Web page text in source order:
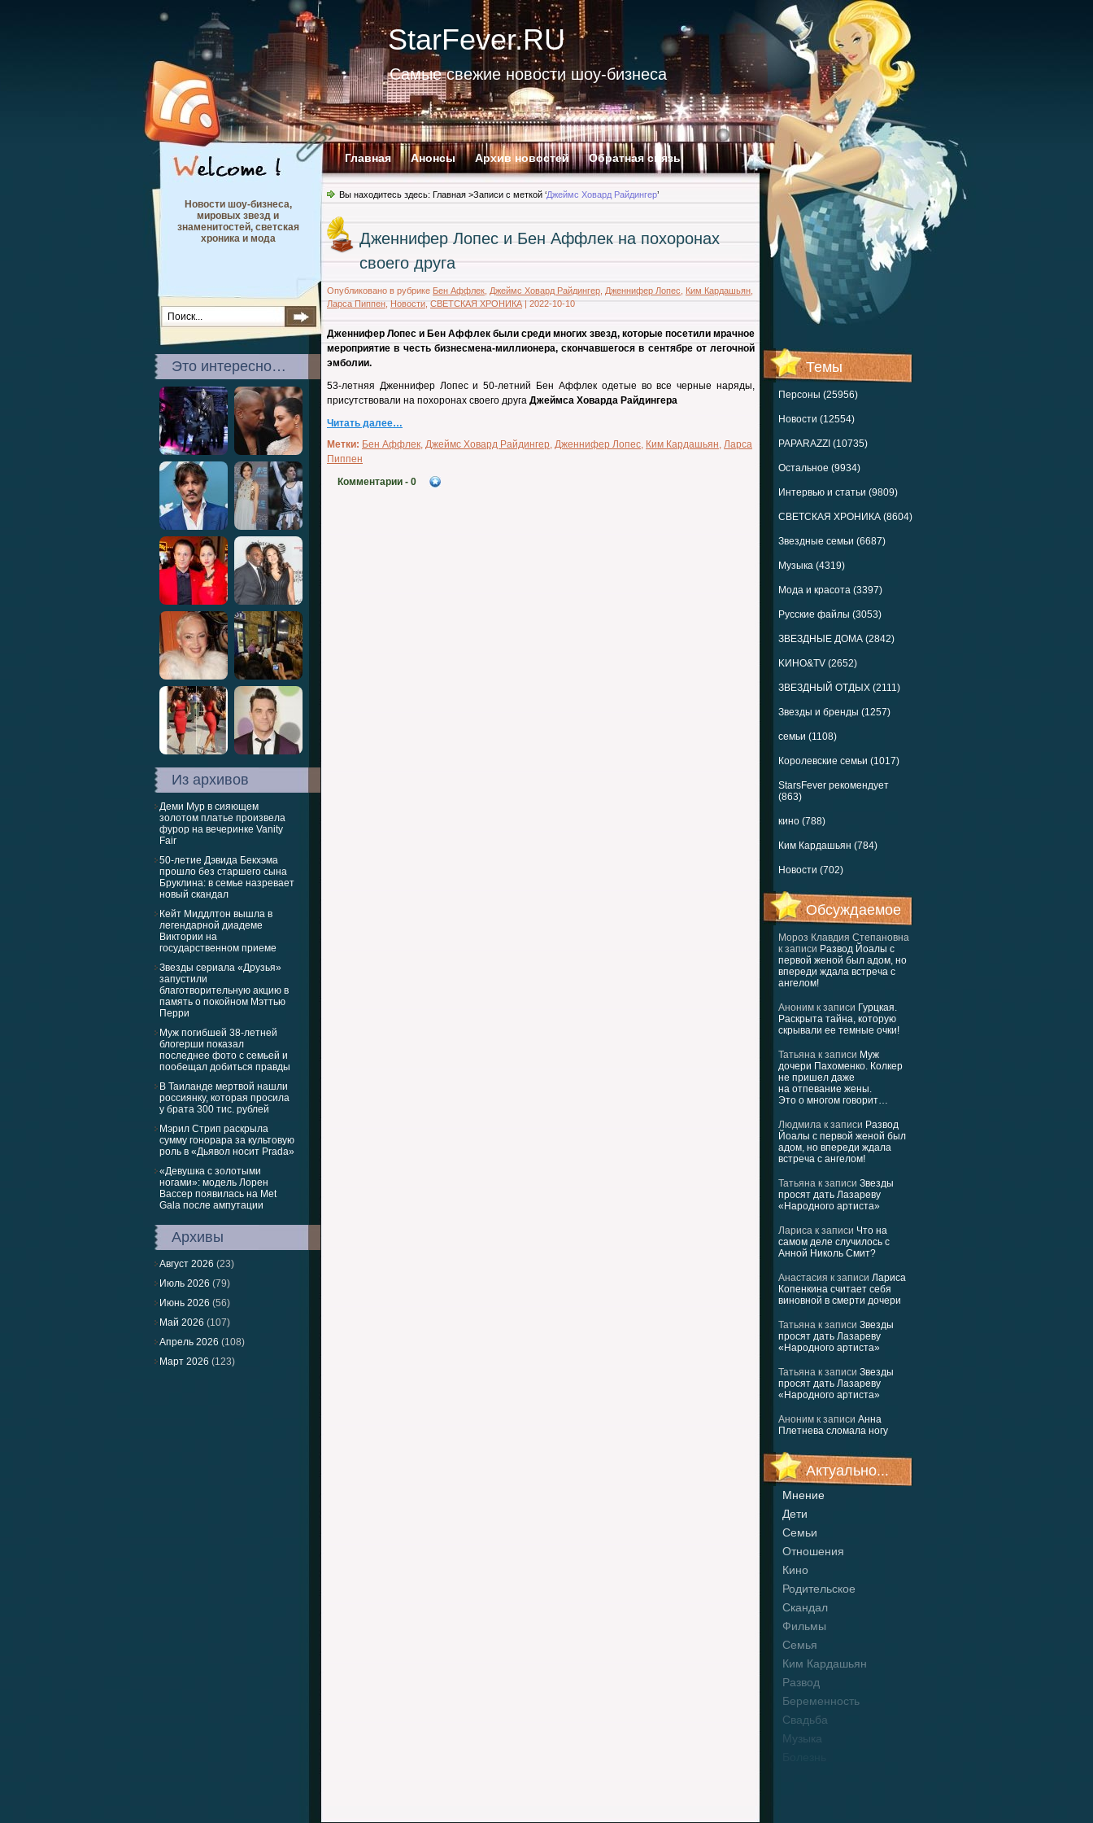
StarFever.RU
Самые свежие новости шоу-бизнеса
Главная Анонсы Архив новостей Обратная связь
Темы
Персоны (25956)
Новости (12554)
PAPARAZZI (10735)
Остальное (9934)
Интервью и статьи (9809)
СВЕТСКАЯ ХРОНИКА (8604)
Звездные семьи (6687)
Музыка (4319)
Мода и красота (3397)
Русские файлы (3053)
ЗВЕЗДНЫЕ ДОМА (2842)
KИНО&TV (2652)
ЗВЕЗДНЫЙ ОТДЫХ (2111)
Звезды и бренды (1257)
семьи (1108)
Королевские семьи (1017)
StarsFever рекомендует
(863)
кино (788)
Ким Кардашьян (784)
Новости (702)
Обсуждаемое
Мороз Клавдия Степановна
к записи Развод Йоалы с
первой женой был адом, но
впереди ждала встреча с
ангелом!
Аноним к записи Гурцкая.
Раскрыта тайна, которую
скрывали ее темные очки!
Татьяна к записи Муж
дочери Пахоменко. Колкер
не пришел даже
на отпевание жены.
Это о многом говорит…
Людмила к записи Развод
Йоалы с первой женой был
адом, но впереди ждала
встреча с ангелом!
Татьяна к записи Звезды
просят дать Лазареву
«Народного артиста»
Лариса к записи Что на
самом деле случилось с
Анной Николь Смит?
Анастасия к записи Лариса
Копенкина считает себя
виновной в смерти дочери
Татьяна к записи Звезды
просят дать Лазареву
«Народного артиста»
Татьяна к записи Звезды
просят дать Лазареву
«Народного артиста»
Аноним к записи Анна
Плетнева сломала ногу
Актуально...
Мнение
Дети
Семьи
Отношения
Кино
Родительское
Скандал
Фильмы
Семья
Ким Кардашьян
Развод
Беременность
Свадьба
Музыка
Новости шоу-бизнеса,
мировых звезд и
знаменитостей, светская
хроника и мода
Это интересно…
Из архивов
Деми Мур в сияющем
золотом платье произвела
фурор на вечеринке Vanity
Fair
50-летие Дэвида Бекхэма
прошло без старшего сына
Бруклина: в семье назревает
новый скандал
Кейт Миддлтон вышла в
легендарной диадеме
Виктории на
государственном приеме
Звезды сериала «Друзья»
запустили
благотворительную акцию в
память о покойном Мэттью
Перри
Муж погибшей 38-летней
блогерши показал
последнее фото с семьей и
пообещал добиться правды
В Таиланде мертвой нашли
россиянку, которая просила
у брата 300 тис. рублей
Мэрил Стрип раскрыла
сумму гонорара за культовую
роль в «Дьявол носит Prada»
«Девушка с золотыми
ногами»: модель Лорен
Вассер появилась на Met
Gala после ампутации
Архивы
Август 2026 (23)
Июль 2026 (79)
Июнь 2026 (56)
Май 2026 (107)
Апрель 2026 (108)
Март 2026 (123)
Вы находитесь здесь: Главная >Записи с меткой ‘Джеймс Ховард Райдингер’
Дженнифер Лопес и Бен Аффлек на похоронах
своего друга
Опубликовано в рубрике Бен Аффлек Джеймс Ховард Райдингер Дженнифер Лопес Ким Кардашьян
Ларса Пиппен Новости СВЕТСКАЯ ХРОНИКА | 2022-10-10
Дженнифер Лопес и Бен Аффлек были среди многих звезд, которые посетили мрачное
мероприятие в честь бизнесмена-миллионера, скончавшегося в сентябре от легочной
эмболии.
53-летняя Дженнифер Лопес и 50-летний Бен Аффлек одетые во все черные наряды,
присутствовали на похоронах своего друга Джеймса Ховарда Райдингера
Читать далее…
Метки: Бен Аффлек, Джеймс Ховард Райдингер, Дженнифер Лопес, Ким Кардашьян, Ларса
Пиппен
Комментарии - 0